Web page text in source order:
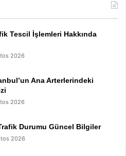
Tescil İşlemleri Hakkında
2026
Ana Arterlerindeki
2026
Durumu Güncel Bilgiler
2026